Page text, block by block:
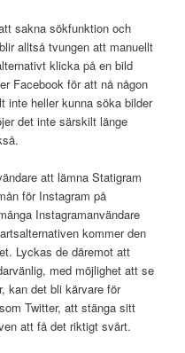
sakna sökfunktion och
alltså tvungen att manuellt
klicka på en bild
Facebook för att nå någon
inte heller kunna söka bilder
det inte särskilt länge
att lämna Statigram
för Instagram på
Instagramanvändare
kommer den
Lyckas de däremot att
med möjlighet att se
kan det bli kärvare för
Twitter, att stänga sitt
att få det riktigt svårt.